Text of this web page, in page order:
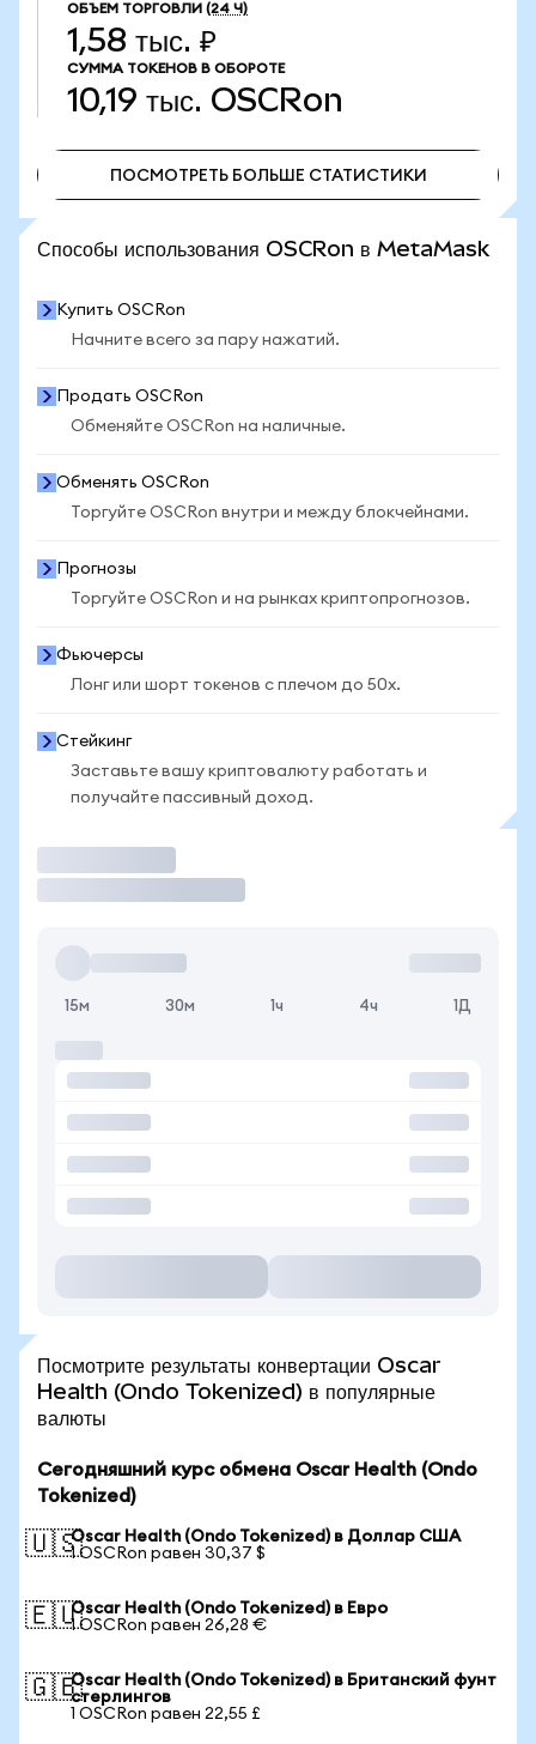
ОБЪЕМ ТОРГОВЛИ (24 Ч)
1,58 тыс. ₽
СУММА ТОКЕНОВ В ОБОРОТЕ
10,19 тыс. OSCRon
ПОСМОТРЕТЬ БОЛЬШЕ СТАТИСТИКИ
Способы использования OSCRon в MetaMask
Купить OSCRon
Начните всего за пару нажатий.
Продать OSCRon
Обменяйте OSCRon на наличные.
Обменять OSCRon
Торгуйте OSCRon внутри и между блокчейнами.
Прогнозы
Торгуйте OSCRon и на рынках криптопрогнозов.
Фьючерсы
Лонг или шорт токенов с плечом до 50x.
Стейкинг
Заставьте вашу криптовалюту работать и
получайте пассивный доход.
15м 30м 1ч 4ч 1Д
Посмотрите результаты конвертации Oscar
Health (Ondo Tokenized) в популярные
валюты
Сегодняшний курс обмена Oscar Health (Ondo
Tokenized)
🇺🇸Oscar Health (Ondo Tokenized) в Доллар США
1 OSCRon равен 30,37 $
🇪🇺Oscar Health (Ondo Tokenized) в Евро
1 OSCRon равен 26,28 €
🇬🇧Oscar Health (Ondo Tokenized) в Британский фунт
стерлингов
1 OSCRon равен 22,55 £